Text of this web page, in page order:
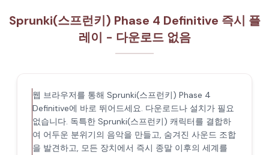
Sprunki(스프런키) Phase 4 Definitive 즉시 플
레이 - 다운로드 없음
웹 브라우저를 통해 Sprunki(스프런키) Phase 4
Definitive에 바로 뛰어드세요. 다운로드나 설치가 필요
없습니다. 독특한 Sprunki(스프런키) 캐릭터를 결합하
여 어두운 분위기의 음악을 만들고, 숨겨진 사운드 조합
을 발견하고, 모든 장치에서 즉시 종말 이후의 세계를